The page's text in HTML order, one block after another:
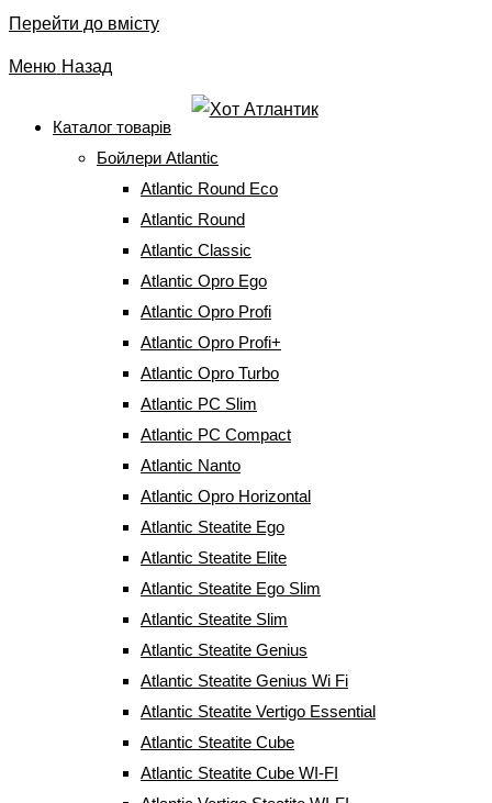
Перейти до вмісту
Меню Назад
Каталог товарів
Бойлери Atlantic
Atlantic Round Eco
Atlantic Round
Atlantic Classic
Atlantic Opro Ego
Atlantic Opro Profi
Atlantic Opro Profi+
Atlantic Opro Turbo
Atlantic PC Slim
Atlantic PC Compact
Atlantic Nanto
Atlantic Opro Horizontal
Atlantic Steatite Ego
Atlantic Steatite Elite
Atlantic Steatite Ego Slim
Atlantic Steatite Slim
Atlantic Steatite Genius
Atlantic Steatite Genius Wi Fi
Atlantic Steatite Vertigo Essential
Atlantic Steatite Cube
Atlantic Steatite Cube WI-FI
Мокрі (мідні) ТЕНи
Запчастини до бойлерів
750 грн
Купити
Тен до бойлера Atlantic ER 001500 Atl